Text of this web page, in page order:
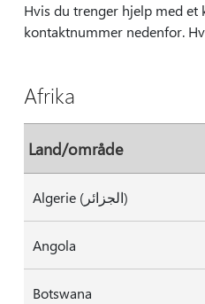
Hvis du trenger hjelp med et
kontaktnummer nedenfor.
Afrika
Land/område
Algerie (الجزائر)
Angola
Botswana